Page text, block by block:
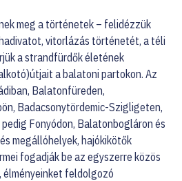
meg a történetek – felidézzük
vitorlázás történetét, a téli
a strandfürdők életének
a balatoni partokon. Az
Balatonfüreden,
Badacsonytördemic-Szigligeten,
Fonyódon, Balatonbogláron és
megállóhelyek, hajókikötők
fogadják be az egyszerre közös
élményeinket feldolgozó